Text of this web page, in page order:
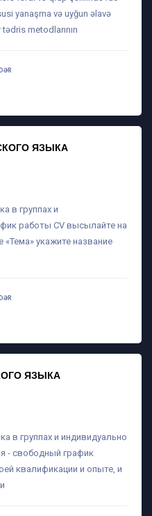
yanaşma və uyğun əlavə
metodlarının
ЯЗЫКА
в группах и
работы CV высылайте на
«Тема» укажите название
ЯЗЫКА
в группах и индивидуально
- свободный график
квалификации и опыте, и